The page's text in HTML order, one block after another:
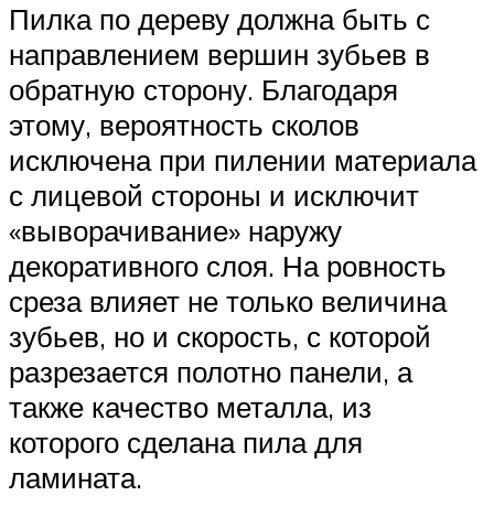
Пилка по дереву должна быть с
направлением вершин зубьев в
обратную сторону. Благодаря
этому, вероятность сколов
исключена при пилении материала
с лицевой стороны и исключит
«выворачивание» наружу
декоративного слоя. На ровность
среза влияет не только величина
зубьев, но и скорость, с которой
разрезается полотно панели, а
также качество металла, из
которого сделана пила для
ламината.